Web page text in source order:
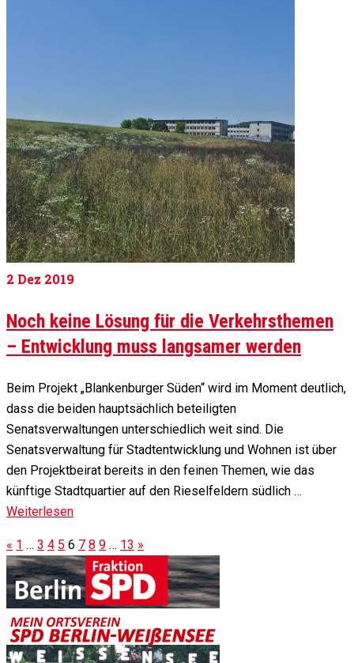
2 Dez 2019
Noch keine Lösung für die Verkehrsthemen
– Entwicklung muss langsamer werden
Beim Projekt „Blankenburger Süden“ wird im Moment deutlich,
dass die beiden hauptsächlich beteiligten
Senatsverwaltungen unterschiedlich weit sind. Die
Senatsverwaltung für Stadtentwicklung und Wohnen ist über
den Projektbeirat bereits in den feinen Themen, wie das
künftige Stadtquartier auf den Rieselfeldern südlich …
Weiterlesen
« 1 … 3 4 5 6 7 8 9 … 13 »